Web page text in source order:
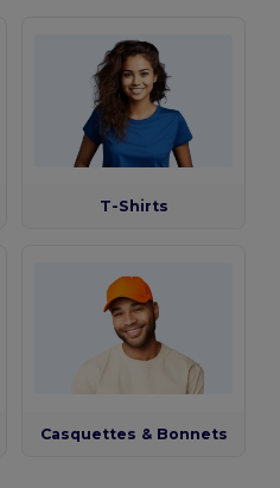
T-Shirts
Casquettes & Bonnets